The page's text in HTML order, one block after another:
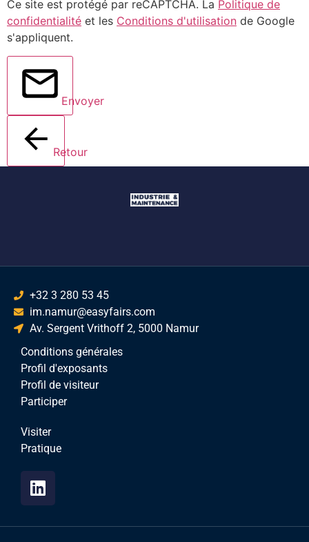
Ce site est protégé par reCAPTCHA. La Politique de
confidentialité et les Conditions d'utilisation de Google
s'appliquent.
Envoyer
Retour
+32 3 280 53 45
im.namur@easyfairs.com
Av. Sergent Vrithoff 2, 5000 Namur
Conditions générales
Profil d'exposants
Profil de visiteur
Participer
Visiter
Pratique